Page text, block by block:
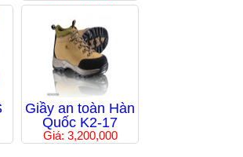
Giầy an toàn Hàn
Quốc K2-17
Giá: 3,200,000